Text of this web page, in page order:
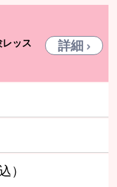
ッス
詳細
）